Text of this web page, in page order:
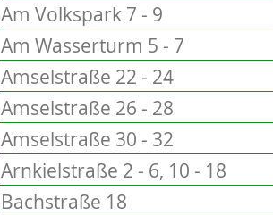
Am Volkspark 7 - 9
Am Wasserturm 5 - 7
Amselstraße 22 - 24
Amselstraße 26 - 28
Amselstraße 30 - 32
Arnkielstraße 2 - 6, 10 - 18
Bachstraße 18